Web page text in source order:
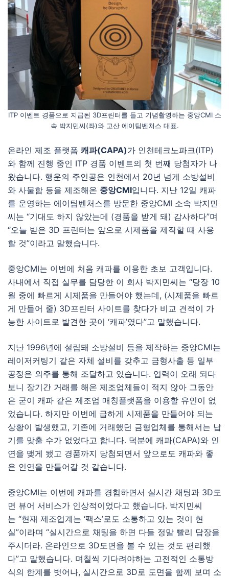
ITP 이벤트 경품으로 지급된 3D프린터를 들고 기념촬영하는 중앙CMI 소
속 박지민씨(좌)와 고산 에이팀벤처스 대표.
온라인 제조 플랫폼 캐파(CAPA)가 인천테크노파크(ITP)
와 함께 진행 중인 ITP 경품 이벤트의 첫 번째 당첨자가 나
왔습니다. 행운의 주인공은 인천에서 20년 넘게 소방설비
와 사물함 등을 제조해온 중앙CMI입니다. 지난 12일 캐파
를 운영하는 에이팀벤처스를 방문한 중앙CMI 소속 박지민
씨는 “기대도 하지 않았는데 (경품을 받게 돼) 감사하다”며
“오늘 받은 3D 프린터는 앞으로 시제품을 제작할 때 사용
할 것”이라고 말했습니다.
중앙CMI는 이번에 처음 캐파를 이용한 초보 고객입니다.
사내에서 직접 실무를 담당한 이 회사 박지민씨는 “당장 10
월 중에 빠르게 시제품을 만들어야 했는데, (시제품을 빠르
게 만들어 줄) 3D프린터 사이트를 찾다가 비교 견적이 가
능한 사이트로 발견한 곳이 ‘캐파’였다”고 말했습니다.
지난 1996년에 설립돼 소방설비 등을 제작하는 중앙CMI는
레이저커팅기 같은 자체 설비를 갖추고 금형사출 등 일부
공정은 외주를 통해 조달하고 있습니다. 업력이 오래 되다
보니 장기간 거래를 해온 제조업체들이 적지 않아 그동안
은 굳이 캐파 같은 제조업 매칭플랫폼을 이용할 유인이 없
었습니다. 하지만 이번에 급하게 시제품을 만들어야 되는
상황이 발생했고, 기존에 거래했던 금형업체를 통해서는 납
기를 맞출 수가 없었다고 합니다. 덕분에 캐파(CAPA)와 인
연을 맺게 됐고 경품까지 당첨되면서 앞으로도 캐파와 좋
은 인연을 만들어갈 것 같습니다.
중앙CMI는 이번에 캐파를 경험하면서 실시간 채팅과 3D도
면 뷰어 서비스가 인상적이었다고 했습니다. 박지민씨
는 “현재 제조업계는 ‘팩스’로도 소통하고 있는 것이 현
실”이라며 “실시간으로 채팅을 하면 다들 정말 빨리 답장을
주시더라. 온라인으로 3D도면을 볼 수 있는 것도 편리했
다”고 말했습니다. 며칠씩 기다려야하는 고전적인 소통방
식의 한계를 벗어나, 실시간으로 3D로 도면을 함께 보며 소